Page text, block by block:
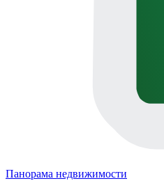
Панорама недвижимости